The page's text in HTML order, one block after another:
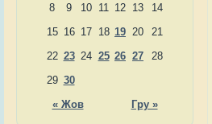
« Жов Гру »
8
9 10 11 12 13
14
15 16 17 18 19 20
21
22 23 24 25 26 27
28
29 30